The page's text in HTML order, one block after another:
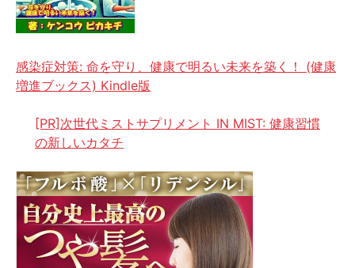
感染症対策: 命を守り、健康で明るい未来を築く！ (健康
増進ブックス) Kindle版
[PR]次世代ミストサプリメント IN MIST: 健康習慣
の新しいカタチ